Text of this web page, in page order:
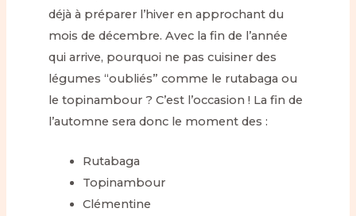
déjà à préparer l’hiver en approchant du
mois de décembre. Avec la fin de l’année
qui arrive, pourquoi ne pas cuisiner des
légumes “oubliés” comme le rutabaga ou
le topinambour ? C’est l’occasion ! La fin de
l’automne sera donc le moment des :
Rutabaga
Topinambour
Clémentine